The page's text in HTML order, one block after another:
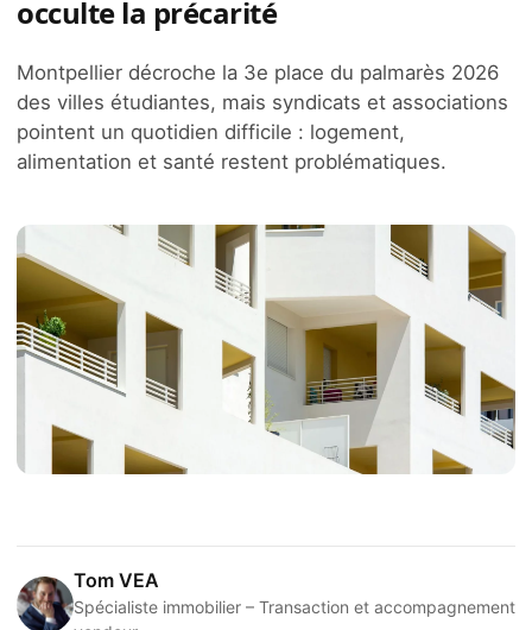
occulte la précarité
Montpellier décroche la 3e place du palmarès 2026
des villes étudiantes, mais syndicats et associations
pointent un quotidien difficile : logement,
alimentation et santé restent problématiques.
Tom VEA
Spécialiste immobilier – Transaction et accompagnement